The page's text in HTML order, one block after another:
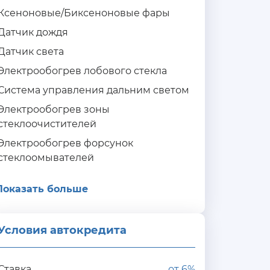
Биксеноновые фары
дождя
света
лобового стекла
управления дальним светом
зоны
форсунок
больше
автокредита